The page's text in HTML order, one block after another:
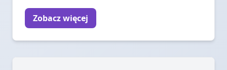
Zobacz więcej